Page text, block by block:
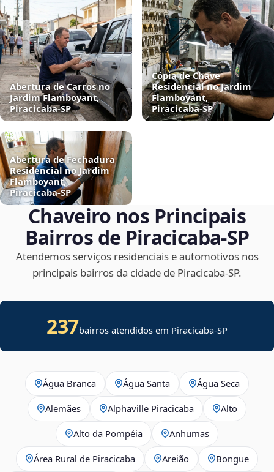
Abertura de Carros no
Jardim Flamboyant,
Piracicaba‑SP
Cópia de Chave
Residencial no Jardim
Flamboyant,
Piracicaba‑SP
Abertura de Fechadura
Residencial no Jardim
Flamboyant,
Piracicaba‑SP
Chaveiro nos Principais
Bairros de Piracicaba‑SP
Atendemos serviços residenciais e automotivos nos
principais bairros da cidade de Piracicaba‑SP.
237bairros atendidos em Piracicaba-SP
Água Branca Água Santa Água Seca
Alemães Alphaville Piracicaba Alto
Alto da Pompéia Anhumas
Área Rural de Piracicaba Areião Bongue